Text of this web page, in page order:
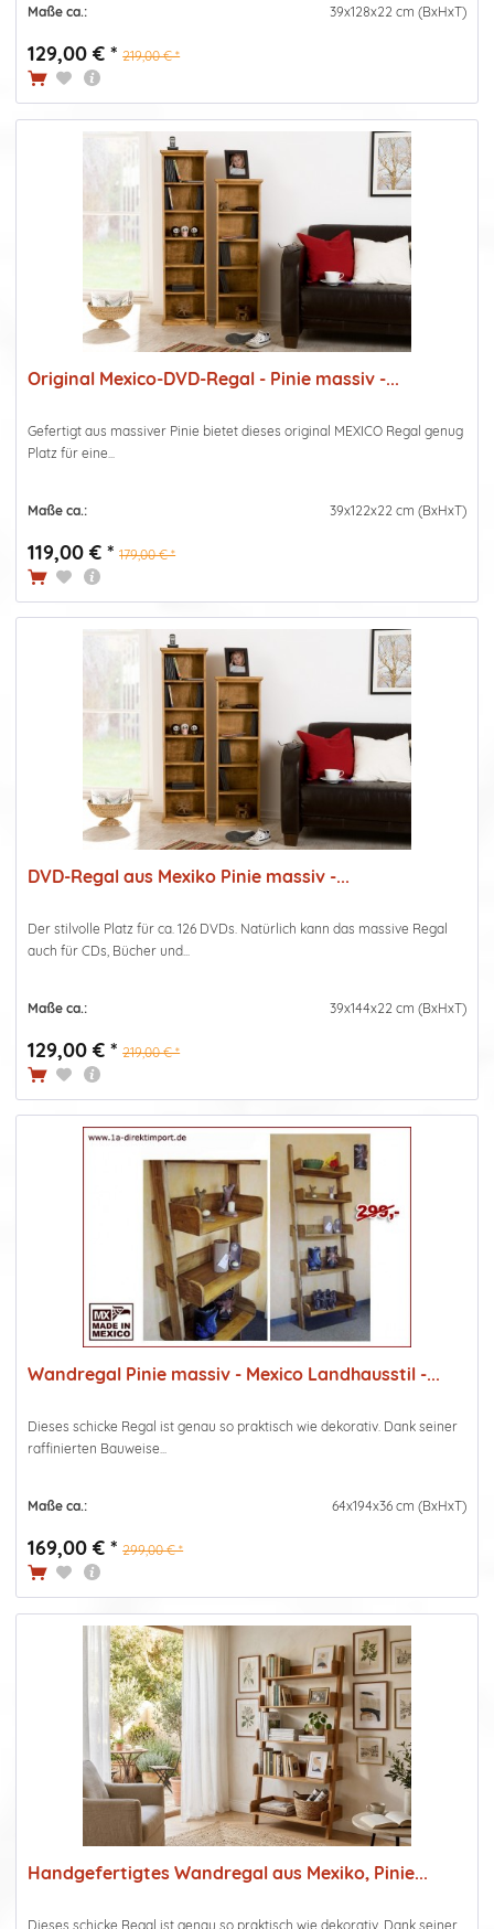
Maße ca.: 39x128x22 cm (BxHxT)
129,00 € * 219,00 € *
Original Mexico-DVD-Regal - Pinie massiv -...
Gefertigt aus massiver Pinie bietet dieses original MEXICO Regal genug
Platz für eine...
Maße ca.: 39x122x22 cm (BxHxT)
119,00 € * 179,00 € *
DVD-Regal aus Mexiko Pinie massiv -...
Der stilvolle Platz für ca. 126 DVDs. Natürlich kann das massive Regal
auch für CDs, Bücher und...
Maße ca.: 39x144x22 cm (BxHxT)
129,00 € * 219,00 € *
Wandregal Pinie massiv - Mexico Landhausstil -...
Dieses schicke Regal ist genau so praktisch wie dekorativ. Dank seiner
raffinierten Bauweise...
Maße ca.: 64x194x36 cm (BxHxT)
169,00 € * 299,00 € *
Handgefertigtes Wandregal aus Mexiko, Pinie...
Dieses schicke Regal ist genau so praktisch wie dekorativ. Dank seiner